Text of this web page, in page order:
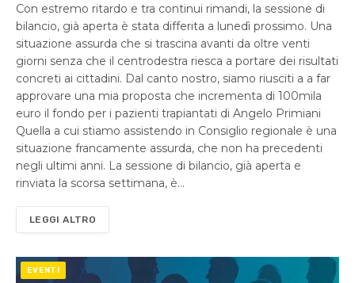
Con estremo ritardo e tra continui rimandi, la sessione di
bilancio, già aperta è stata differita a lunedì prossimo. Una
situazione assurda che si trascina avanti da oltre venti
giorni senza che il centrodestra riesca a portare dei risultati
concreti ai cittadini. Dal canto nostro, siamo riusciti a a far
approvare una mia proposta che incrementa di 100mila
euro il fondo per i pazienti trapiantati di Angelo Primiani
Quella a cui stiamo assistendo in Consiglio regionale è una
situazione francamente assurda, che non ha precedenti
negli ultimi anni. La sessione di bilancio, già aperta e
rinviata la scorsa settimana, è…
LEGGI ALTRO
EVENTI